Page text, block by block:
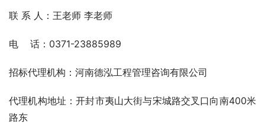
联 系 人：王老师 李老师
电    话：0371-23885989
招标代理机构：河南德泓工程管理咨询有限公司
代理机构地址：开封市夷山大街与宋城路交叉口向南400米
路东